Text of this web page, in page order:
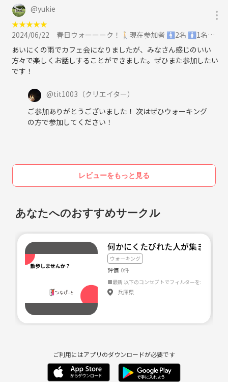
・年齢
・職業
⚠️女性や初心者もいるため、緩めで歩きます！
⚠️ネットワークビジネス・宗教等、勧誘目的の方はご遠慮ください．
⚠️社会人としてのマナーを守れる方、連絡をしっかり取れる方、ちゃん
と返信ができる方が対象となります。
@yukie
★★★★★
2024/06/22
春日ウォーーーク！🚶現在参加者 🚹2名 🚺1名！に参加
あいにくの雨でカフェ会になりましたが、みなさん感じのいい
方々で楽しくお話しすることができました。ぜひまた参加したい
です！
@tit1003 （クリエイター）
ご参加ありがとうございました！ 次はぜひウォーキング
の方で参加してください！
レビューをもっと見る
あなたへのおすすめサークル
何かにくたびれた人が集まって
ウォーキング
評価 0件
兵庫県
ご利用にはアプリのダウンロードが必要です